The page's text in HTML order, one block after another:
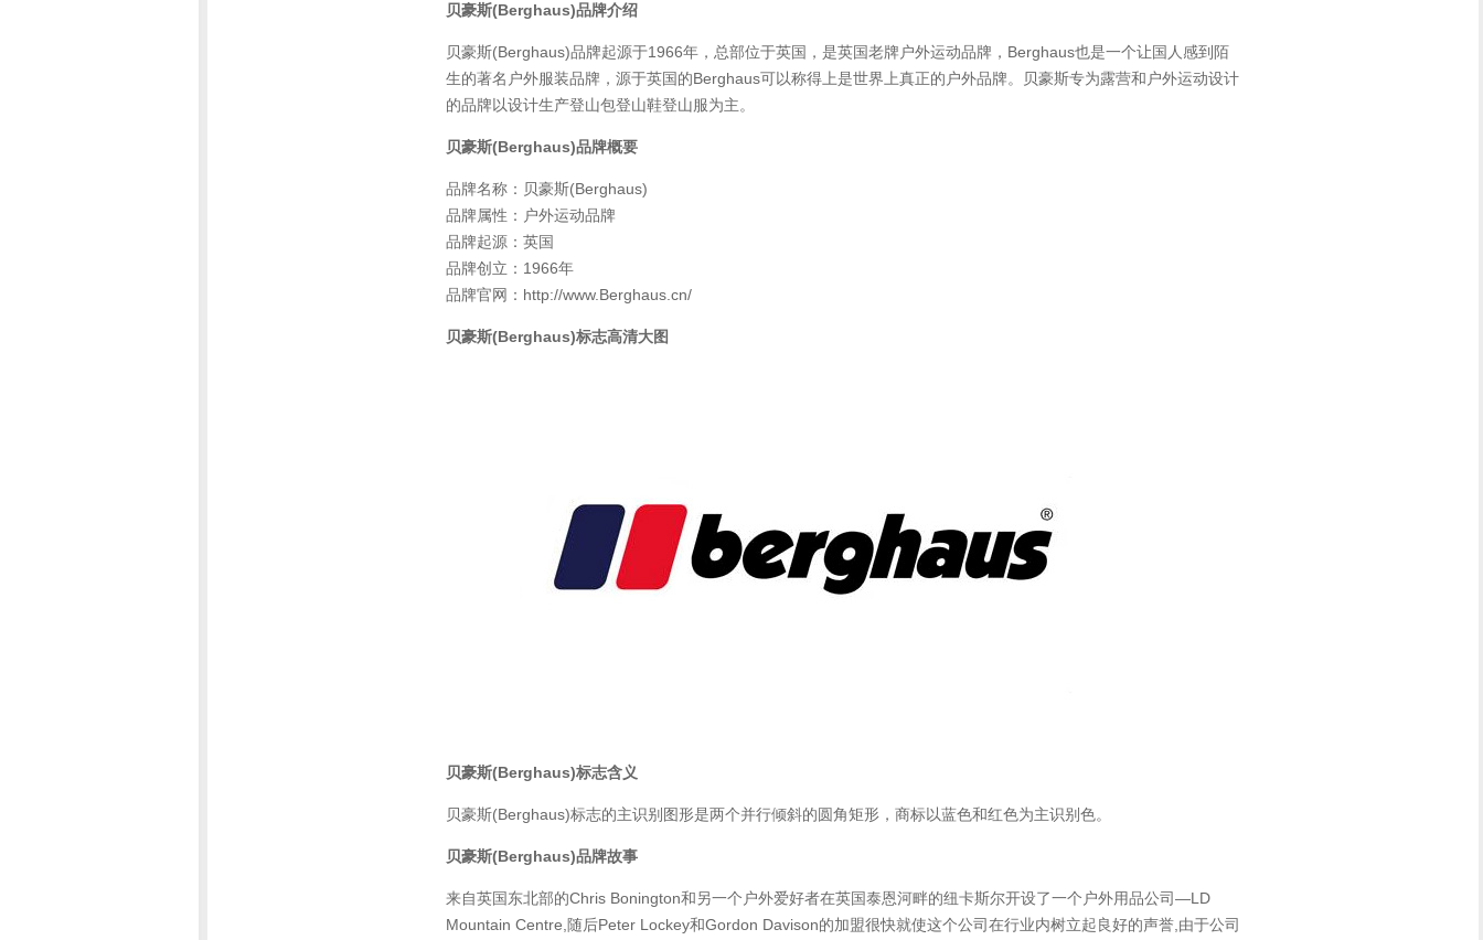
贝豪斯(Berghaus)品牌介绍
贝豪斯(Berghaus)品牌起源于1966年，总部位于英国，是英国老牌户外运动品牌，Berghaus也是一个让国人感到陌
生的著名户外服装品牌，源于英国的Berghaus可以称得上是世界上真正的户外品牌。贝豪斯专为露营和户外运动设计
的品牌以设计生产登山包登山鞋登山服为主。
贝豪斯(Berghaus)品牌概要
品牌名称：贝豪斯(Berghaus)
品牌属性：户外运动品牌
品牌起源：英国
品牌创立：1966年
品牌官网：http://www.Berghaus.cn/
贝豪斯(Berghaus)标志高清大图
贝豪斯(Berghaus)标志含义
贝豪斯(Berghaus)标志的主识别图形是两个并行倾斜的圆角矩形，商标以蓝色和红色为主识别色。
贝豪斯(Berghaus)品牌故事
来自英国东北部的Chris Bonington和另一个户外爱好者在英国泰恩河畔的纽卡斯尔开设了一个户外用品公司—LD
Mountain Centre,随后Peter Lockey和Gordon Davison的加盟很快就使这个公司在行业内树立起良好的声誉,由于公司